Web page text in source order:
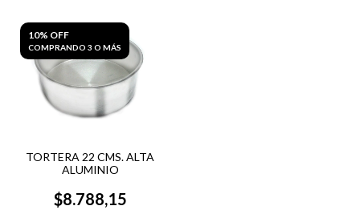
10% OFF
COMPRANDO 3 O MÁS
TORTERA 22 CMS. ALTA
ALUMINIO
$8.788,15